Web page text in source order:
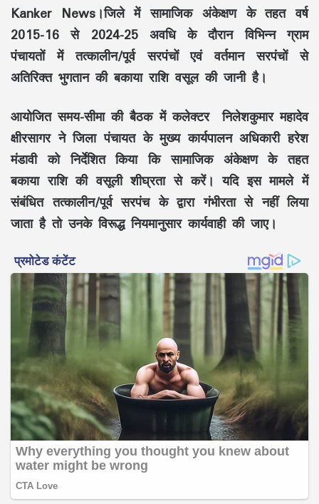
Kanker News।जिले में सामाजिक अंकेक्षण के तहत वर्ष
2015-16 से 2024-25 अवधि के दौरान विभिन्न ग्राम
पंचायतों में तत्कालीन/पूर्व सरपंचों एवं वर्तमान सरपंचों से
अतिरिक्त भुगतान की बकाया राशि वसूल की जानी है।
आयोजित समय-सीमा की बैठक में कलेक्टर निलेशकुमार महादेव
क्षीरसागर ने जिला पंचायत के मुख्य कार्यपालन अधिकारी हरेश
मंडावी को निर्देशित किया कि सामाजिक अंकेक्षण के तहत
बकाया राशि की वसूली शीघ्रता से करें। यदि इस मामले में
संबंधित तत्कालीन/पूर्व सरपंच के द्वारा गंभीरता से नहीं लिया
जाता है तो उनके विरूद्ध नियमानुसार कार्यवाही की जाए।